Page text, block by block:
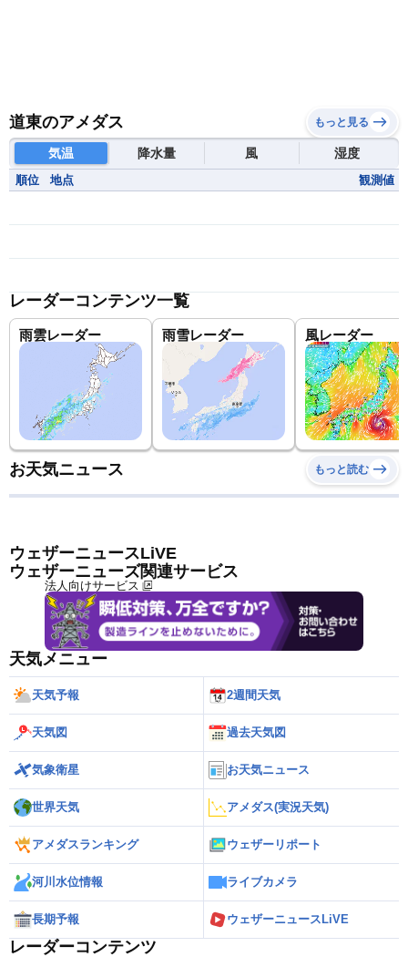
道東のアメダス もっと見る
気温 降水量 風 湿度
順位 地点 観測値
レーダーコンテンツ一覧
雨雲レーダー 雨雪レーダー 風レーダー
お天気ニュース もっと読む
ウェザーニュースLiVE
ウェザーニューズ関連サービス
法人向けサービス
天気メニュー
天気予報 2週間天気
天気図 過去天気図
気象衛星 お天気ニュース
世界天気 アメダス(実況天気)
アメダスランキング ウェザーリポート
河川水位情報 ライブカメラ
長期予報 ウェザーニュースLiVE
レーダーコンテンツ